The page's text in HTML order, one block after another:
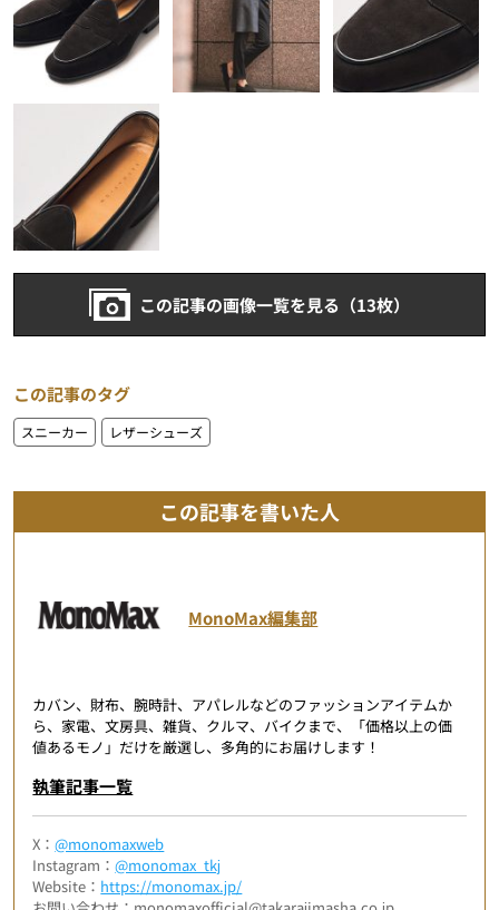
この記事の画像一覧を見る（13枚）
この記事のタグ
スニーカー レザーシューズ
この記事を書いた人
MonoMax編集部
カバン、財布、腕時計、アパレルなどのファッションアイテムか
ら、家電、文房具、雑貨、クルマ、バイクまで、「価格以上の価
値あるモノ」だけを厳選し、多角的にお届けします！
執筆記事一覧
X：@monomaxweb
Instagram：@monomax_tkj
Website： https://monomax.jp/